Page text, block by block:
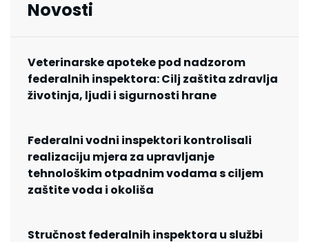
Novosti
Veterinarske apoteke pod nadzorom
federalnih inspektora: Cilj zaštita zdravlja
životinja, ljudi i sigurnosti hrane
Federalni vodni inspektori kontrolisali
realizaciju mjera za upravljanje
tehnološkim otpadnim vodama s ciljem
zaštite voda i okoliša
Stručnost federalnih inspektora u službi